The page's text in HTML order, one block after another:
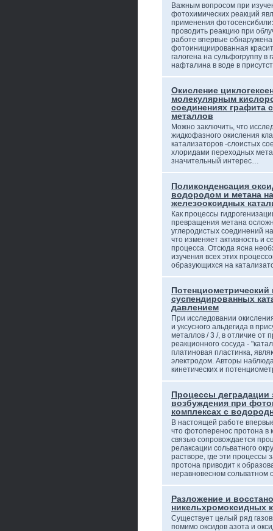
Важным вопросом при
фотохимических реакций
применения
проводить реакцию при
работе впервые обнаружена
фотоинициированная
галогена на сульфогруппу в
нафталина в воде в
Окисление
молекулярным
соединениях графита
металлов
Можно заключить, что
жидкофазного окисления
катализаторов -слоистых
хлоридами переходных
значительный интерес…
Поликонденсация
водородом и метана
железооксидных
Как процессы
превращения метана
углеродистых соединений
что изменяет активность и
процесса. Отсюда ясна
изучения всех этих
образующихся на
суспендированных
давлением
При исследовании
и уксусного альдегида в
металлов / 3 /, в отличие от
реакционного сосуда -
платиновая пластинка,
электродом. Авторы
кинетических и
Процессы деградации
возбуждения при
комплексах с
В настоящей работе
что фотоперенос протона в
связью сопровождается
релаксации сольватного
растворе, где эти
протона приводит к
неравновесном сольватном
Разложение и
никельхромоксидных
Существует целый ряд
помимо оксидов азота и